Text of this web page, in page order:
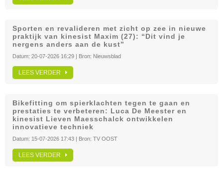
Sporten en revalideren met zicht op zee in nieuwe
praktijk van kinesist Maxim (27): “Dit vind je
nergens anders aan de kust”
Datum: 20-07-2026 16:29 | Bron: Nieuwsblad
LEES VERDER
Bikefitting om spierklachten tegen te gaan en
prestaties te verbeteren: Luca De Meester en
kinesist Lieven Maesschalck ontwikkelen
innovatieve techniek
Datum: 15-07-2026 17:43 | Bron: TV OOST
LEES VERDER